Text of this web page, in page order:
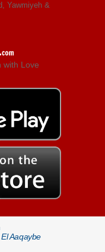
Yawmiyeh &
with Love
Aaqaybe